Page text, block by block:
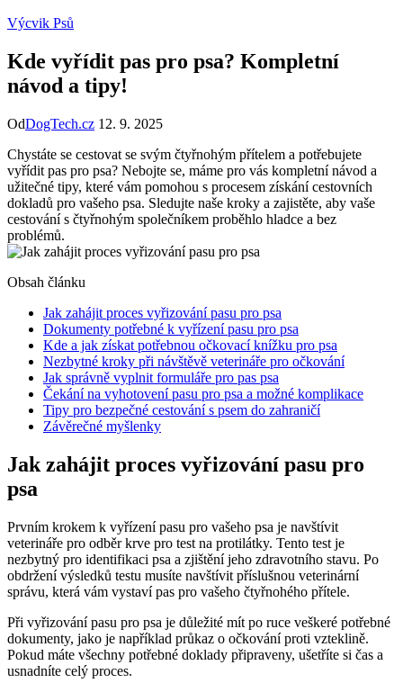
Výcvik Psů
Kde vyřídit pas pro psa? Kompletní
návod a tipy!
OdDogTech.cz 12. 9. 2025
Chystáte se cestovat se svým čtyřnohým přítelem a potřebujete
vyřídit pas pro psa? Nebojte se, máme pro vás kompletní návod a
užitečné tipy, které vám pomohou s procesem získání cestovních
dokladů pro vašeho psa. Sledujte naše kroky a zajistěte, aby vaše
cestování s čtyřnohým společníkem proběhlo hladce a bez
problémů.
Obsah článku
Jak zahájit proces vyřizování pasu pro psa
Dokumenty potřebné k vyřízení pasu pro psa
Kde a jak získat potřebnou očkovací knížku pro psa
Nezbytné kroky při návštěvě veterináře pro očkování
Jak správně vyplnit formuláře pro pas psa
Čekání na vyhotovení pasu pro psa a možné komplikace
Tipy pro bezpečné cestování s psem do zahraničí
Závěrečné myšlenky
Jak zahájit proces vyřizování pasu pro
psa
Prvním krokem k vyřízení pasu pro vašeho psa je navštívit
veterináře pro odběr krve pro test na protilátky. Tento test je
nezbytný pro identifikaci psa a zjištění jeho zdravotního stavu. Po
obdržení výsledků testu musíte navštívit příslušnou veterinární
správu, která vám vystaví pas pro vašeho čtyřnohého přítele.
Při vyřizování pasu pro psa je důležité mít po ruce veškeré potřebné
dokumenty, jako je například průkaz o očkování proti vzteklině.
Pokud máte všechny potřebné doklady připraveny, ušetříte si čas a
usnadníte celý proces.